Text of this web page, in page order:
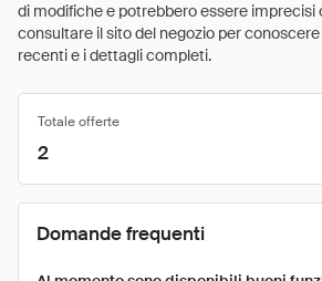
di modifiche e potrebbero essere imprecisi
consultare il sito del negozio per
recenti e i dettagli completi.
Totale offerte
2
Domande frequenti